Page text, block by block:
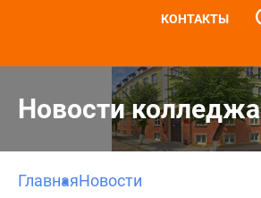
КОНТАКТЫ
Новости колледжа
ГлавнаяНовости